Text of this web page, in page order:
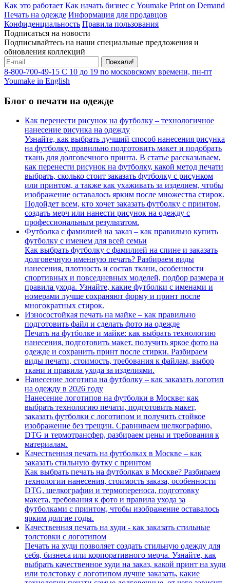
Как это работает Как начать бизнес с Youmake Print on Demand
Печать на одежде Информация для продавцов
Конфиденциальность Правила пользования
Подписаться на новости
Подписывайтесь на наши специальные предложения и
обновления коллекций
Поехали!
8-800-700-49-15 С 10 до 19 по московскому времени, пн-пт
Youmake in English
Блог о печати на одежде
Как перенести рисунок на футболку – технологичное
нанесение рисунка на одежду
Узнайте, как выбрать лучший способ нанесения рисунка
на футболку, правильно подготовить макет и подобрать
ткань для долговечного принта. В статье рассказываем,
как перенести рисунок на футболку, какой метод печати
выбрать, сколько стоит заказать футболку с рисунком
или принтом, а также как ухаживать за изделием, чтобы
изображение оставалось ярким после множества стирок.
Подойдет всем, кто хочет заказать футболку с принтом,
создать мерч или нанести рисунок на одежду с
профессиональным результатом.
Футболка с фамилией на заказ – как правильно купить
футболку с именем для всей семьи
Как выбрать футболку с фамилией на спине и заказать
долговечную именную печать? Разбираем виды
нанесения, плотность и состав ткани, особенности
спортивных и повседневных моделей, подбор размера и
правила ухода. Узнайте, какие футболки с именами и
номерами лучше сохраняют форму и принт после
многократных стирок.
Износостойкая печать на майке – как правильно
подготовить файл и сделать фото на одежде
Печать на футболке и майке: как выбрать технологию
нанесения, подготовить макет, получить яркое фото на
одежде и сохранить принт после стирки. Разбираем
виды печати, стоимость, требования к файлам, выбор
ткани и правила ухода за изделиями.
Нанесение логотипа на футболку – как заказать логотип
на одежду в 2026 году
Нанесение логотипов на футболки в Москве: как
выбрать технологию печати, подготовить макет,
заказать футболки с логотипом и получить стойкое
изображение без трещин. Сравниваем шелкографию,
DTG и термотрансфер, разбираем цены и требования к
материалам.
Качественная печать на футболках в Москве – как
заказать стильную футку с принтом
Как выбрать печать на футболках в Москве? Разбираем
технологии нанесения, стоимость заказа, особенности
DTG, шелкографии и термопереноса, подготовку
макета, требования к фото и правила ухода за
футболками с принтом, чтобы изображение оставалось
ярким долгие годы.
Качественная печать на худи - как заказать стильные
толстовки с логотипом
Печать на худи позволяет создать стильную одежду для
себя, бизнеса или корпоративного мерча. Узнайте, как
выбрать качественное худи на заказ, какой принт на худи
или толстовку с логотипом лучше заказать, какие